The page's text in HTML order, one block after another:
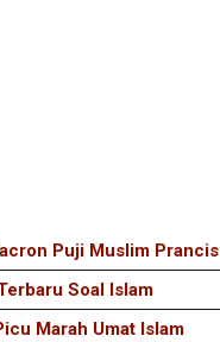
Puji Muslim Prancis
Soal Islam
Marah Umat Islam